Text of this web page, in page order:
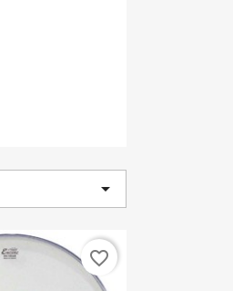

favorite_border